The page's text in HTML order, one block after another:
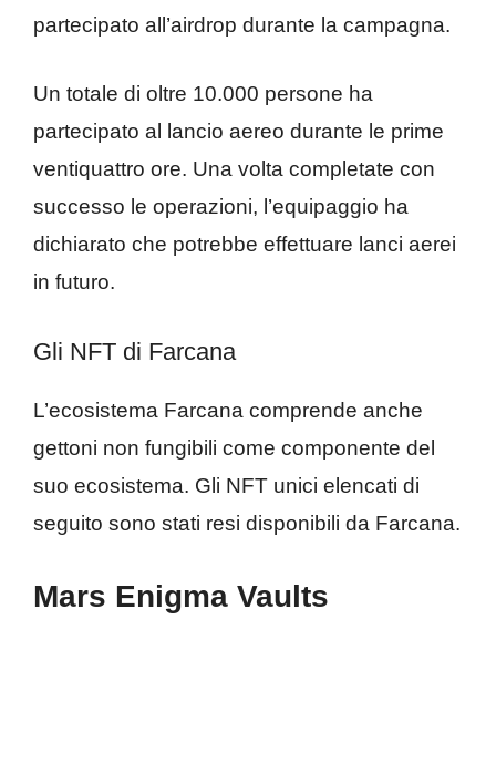
partecipato all’airdrop durante la campagna.
Un totale di oltre 10.000 persone ha
partecipato al lancio aereo durante le prime
ventiquattro ore. Una volta completate con
successo le operazioni, l’equipaggio ha
dichiarato che potrebbe effettuare lanci aerei
in futuro.
Gli NFT di Farcana
L’ecosistema Farcana comprende anche
gettoni non fungibili come componente del
suo ecosistema. Gli NFT unici elencati di
seguito sono stati resi disponibili da Farcana.
Mars Enigma Vaults